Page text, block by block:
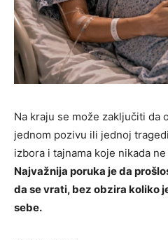
Na kraju se može zaključiti da
jednom pozivu ili jednoj
izbora i tajnama koje nikada
Najvažnija poruka je da
da se vrati, bez obzira koliko
sebe.